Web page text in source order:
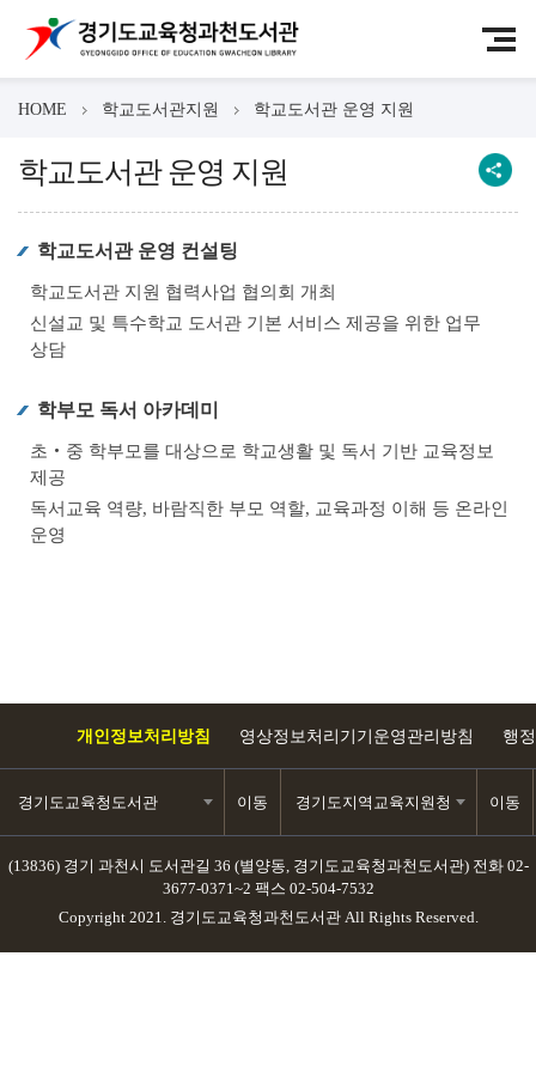
HOME 학교도서관지원 학교도서관 운영 지원
학교도서관 운영 지원
학교도서관 운영 컨설팅
학교도서관 지원 협력사업 협의회 개최
신설교 및 특수학교 도서관 기본 서비스 제공을 위한 업무
상담
학부모 독서 아카데미
초‧중 학부모를 대상으로 학교생활 및 독서 기반 교육정보
제공
독서교육 역량, 바람직한 부모 역할, 교육과정 이해 등 온라인
운영
개인정보처리방침 영상정보처리기기운영관리방침 행
경기도교육청도서관 이동 경기도지역교육지원청 이동
(13836) 경기 과천시 도서관길 36 (별양동, 경기도교육청과천도서관) 전화 02-
3677-0371~2 팩스 02-504-7532
Copyright 2021. 경기도교육청과천도서관 All Rights Reserved.